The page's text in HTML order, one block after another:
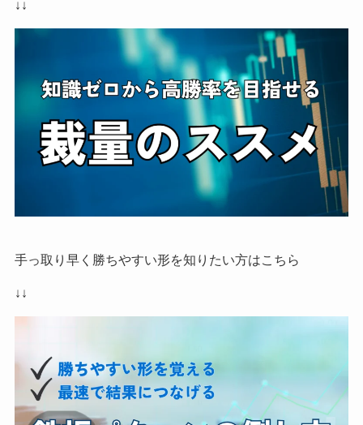
↓↓
手っ取り早く勝ちやすい形を知りたい方はこちら
↓↓